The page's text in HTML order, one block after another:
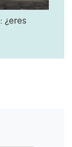
¿eres